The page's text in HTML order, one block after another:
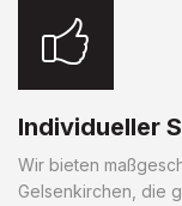
Individueller
Wir bieten
Gelsenkirchen, die